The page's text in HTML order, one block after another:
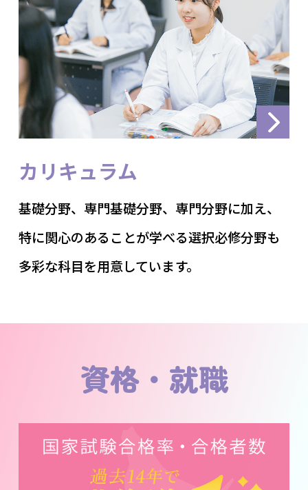
カリキュラム
基礎分野、専門基礎分野、専門分野に加え、
特に関心のあることが学べる選択必修分野も
多彩な科目を用意しています。
資格・就職